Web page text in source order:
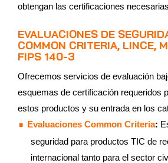
obtengan las certificaciones
EVALUACIONES DE
COMMON CRITERIA, LINCE,
FIPS 140-3
Ofrecemos servicios de evaluación
esquemas de certificación requeridos
estos productos y su entrada en los
Evaluaciones Common Criteria:
seguridad para productos TIC de
internacional tanto para el sector